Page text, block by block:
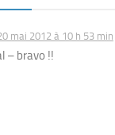
mai 2012 à 10 h 53 min
– bravo !!